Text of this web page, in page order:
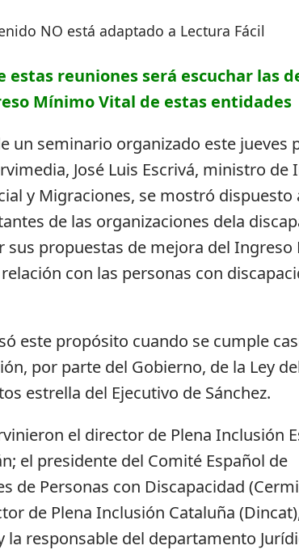
NO está adaptado a Lectura Fácil
estas reuniones será escuchar las
Mínimo Vital de estas entidades
un seminario organizado este jueves
José Luis Escrivá, ministro de
y Migraciones, se mostró dispuesto
de las organizaciones dela
sus propuestas de mejora del
con las personas con
este propósito cuando se cumple
por parte del Gobierno, de la Ley
estrella del Ejecutivo de Sánchez.
el director de Plena Inclusión
el presidente del Comité Español de
de Personas con Discapacidad
de Plena Inclusión Cataluña
la responsable del departamento